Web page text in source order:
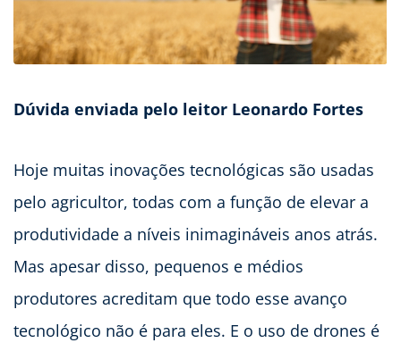
Dúvida enviada pelo leitor Leonardo Fortes
Hoje muitas inovações tecnológicas são usadas
pelo agricultor, todas com a função de elevar a
produtividade a níveis inimagináveis anos atrás.
Mas apesar disso, pequenos e médios
produtores acreditam que todo esse avanço
tecnológico não é para eles. E o uso de drones é